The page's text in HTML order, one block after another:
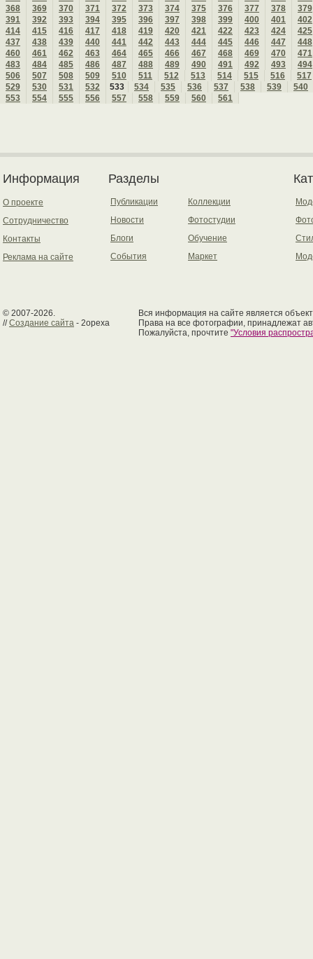
368
369 370 371 372 373 374 375 376 377 378
379
391
392 393 394 395 396 397 398 399 400 401
402
414
415 416 417 418 419 420 421 422 423 424
425
437
438 439 440 441 442 443 444 445 446 447
448
460
461 462 463 464 465 466 467 468 469 470
471
483
484 485 486 487 488 489 490 491 492 493
494
506
507 508 509 510 511 512 513 514 515 516
517
529
530 531 532 533 534 535 536 537 538 539
540
553
554 555 556 557 558 559 560 561
Информация
О проекте
Сотрудничество
Контакты
Реклама на сайте
Разделы
Публикации
Новости
Блоги
События
Коллекции
Фотостудии
Обучение
Маркет
© 2007-2026.
//Создание сайта - 2opexa
Вся информация на сайте является
Права на все фотографии, принадлежат
Пожалуйста, прочтите "Условия